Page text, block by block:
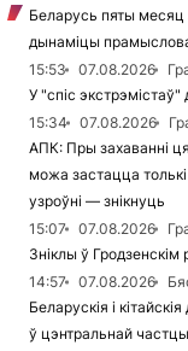
Беларусь пяты
дынаміцы
15:53
07.08.2026
У "спіс
15:34
07.08.2026
АПК: Пры захаванні
можа застацца
узроўні — знікнуць
15:07
07.08.2026
Зніклы ў
14:57
07.08.2026
Беларускія і
ў цэнтральнай